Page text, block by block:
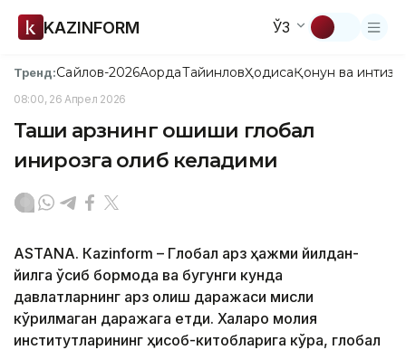
KAZINFORM ЎЗ
Тренд:Сайлов-2026АқордаТайинловҲодисаҚонун ва
08:00, 26 Апрел 2026
Ташқи қарзнинг ошиши глобал
инқирозга олиб келадими
ASTANА. Кazinform – Глобал қарз ҳажми йилдан-
йилга ўсиб бормоқда ва бугунги кунда
давлатларнинг қарз олиш даражаси мисли
кўрилмаган даражага етди. Халқаро молия
институтларининг ҳисоб-китобларига кўра, глобал